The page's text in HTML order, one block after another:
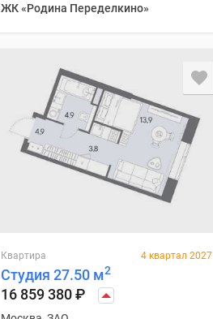
ЖК «Родина Переделкино»
Квартира 4 квартал 2027
Студия 27.50 м2
16 859 380₽